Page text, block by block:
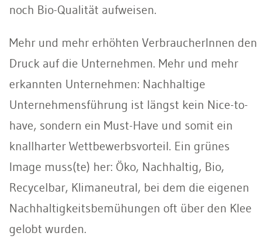
noch Bio-Qualität aufweisen.
Mehr und mehr erhöhten VerbraucherInnen den
Druck auf die Unternehmen. Mehr und mehr
erkannten Unternehmen: Nachhaltige
Unternehmensführung ist längst kein Nice-to-
have, sondern ein Must-Have und somit ein
knallharter Wettbewerbsvorteil. Ein grünes
Image muss(te) her: Öko, Nachhaltig, Bio,
Recycelbar, Klimaneutral, bei dem die eigenen
Nachhaltigkeitsbemühungen oft über den Klee
gelobt wurden.